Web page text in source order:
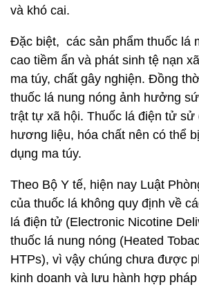
và khó cai.
Đặc biệt, các sản phẩm thuốc lá
cao tiềm ẩn và phát sinh tệ nạn
ma túy, chất gây nghiện. Đồng
thuốc lá nung nóng ảnh hưởng
trật tự xã hội. Thuốc lá điện tử sử
hương liệu, hóa chất nên có thể
dụng ma túy.
Theo Bộ Y tế, hiện nay Luật
của thuốc lá không quy định về
lá điện tử (Electronic Nicotine
thuốc lá nung nóng (Heated
HTPs), vì vậy chúng chưa được
kinh doanh và lưu hành hợp